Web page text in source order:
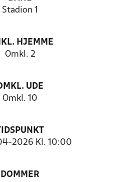
Stadion 1
HJEMME
Omkl. 2
UDE
Omkl. 10
2026 Kl. 10:00
DOMMER